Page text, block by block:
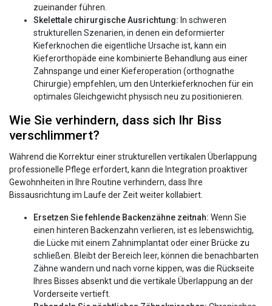
zueinander führen.
Skelettale chirurgische Ausrichtung: In schweren
strukturellen Szenarien, in denen ein deformierter
Kieferknochen die eigentliche Ursache ist, kann ein
Kieferorthopäde eine kombinierte Behandlung aus einer
Zahnspange und einer Kieferoperation (orthognathe
Chirurgie) empfehlen, um den Unterkieferknochen für ein
optimales Gleichgewicht physisch neu zu positionieren.
Wie Sie verhindern, dass sich Ihr Biss
verschlimmert?
Während die Korrektur einer strukturellen vertikalen Überlappung
professionelle Pflege erfordert, kann die Integration proaktiver
Gewohnheiten in Ihre Routine verhindern, dass Ihre
Bissausrichtung im Laufe der Zeit weiter kollabiert.
Ersetzen Sie fehlende Backenzähne zeitnah: Wenn Sie
einen hinteren Backenzahn verlieren, ist es lebenswichtig,
die Lücke mit einem Zahnimplantat oder einer Brücke zu
schließen. Bleibt der Bereich leer, können die benachbarten
Zähne wandern und nach vorne kippen, was die Rückseite
Ihres Bisses absenkt und die vertikale Überlappung an der
Vorderseite vertieft.